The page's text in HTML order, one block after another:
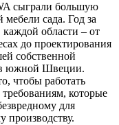
сыграли большую
сада. Год за
области – от
до проектирования
собственной
в южной Швеции.
чтобы работать
которые
для